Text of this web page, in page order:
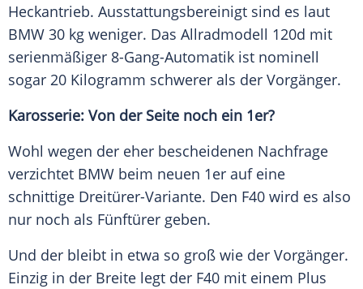
Heckantrieb. Ausstattungsbereinigt sind es laut
BMW 30 kg weniger. Das Allradmodell 120d mit
serienmäßiger 8-Gang-Automatik ist nominell
sogar 20 Kilogramm schwerer als der Vorgänger.
Karosserie: Von der Seite noch ein 1er?
Wohl wegen der eher bescheidenen Nachfrage
verzichtet BMW beim neuen 1er auf eine
schnittige Dreitürer-Variante. Den F40 wird es also
nur noch als Fünftürer geben.
Und der bleibt in etwa so groß wie der Vorgänger.
Einzig in der Breite legt der F40 mit einem Plus